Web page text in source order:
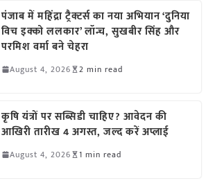
पंजाब में महिंद्रा ट्रैक्टर्स का नया अभियान ‘दुनिया
विच इक्को ललकार’ लॉन्च, सुखबीर सिंह और
परमिश वर्मा बने चेहरा
August 4, 2026 2 min read
कृषि यंत्रों पर सब्सिडी चाहिए? आवेदन की
आखिरी तारीख 4 अगस्त, जल्द करें अप्लाई
August 4, 2026 1 min read